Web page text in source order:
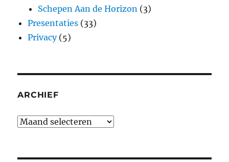
Schepen Aan de Horizon (3)
Presentaties (33)
Privacy(5)
ARCHIEF
Archief